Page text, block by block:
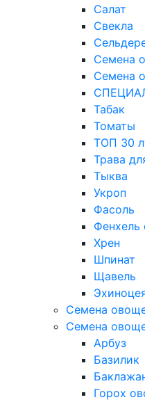
Салат
Свекла
Семена
Семена
Табак
Томаты
ТОП 30
Трава
Тыква
Укроп
Фасоль
Хрен
Шпинат
Щавель
Семена
Семена
Арбуз
Базилик
Горох